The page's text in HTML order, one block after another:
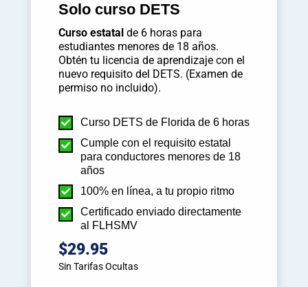
Solo curso DETS
Curso estatal de 6 horas para
estudiantes menores de 18 años.
Obtén tu licencia de aprendizaje con el
nuevo requisito del DETS. (Examen de
permiso no incluido).
 Curso DETS de Florida de 6 horas

Cumple con el requisito estatal
para conductores menores de 18
años
 100% en línea, a tu propio ritmo

Certificado enviado directamente
al FLHSMV
$29.95
Sin Tarifas Ocultas